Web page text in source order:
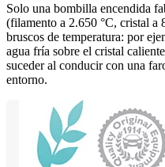
Solo una bombilla encendida
(filamento a 2.650 °C, cristal a
bruscos de temperatura: por
agua fría sobre el cristal
suceder al conducir con una
entorno.